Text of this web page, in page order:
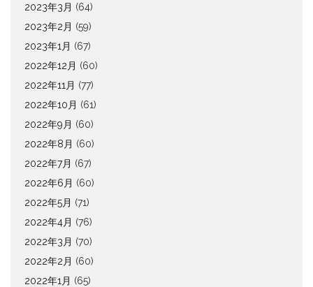
2023年3月 (64)
2023年2月 (59)
2023年1月 (67)
2022年12月 (60)
2022年11月 (77)
2022年10月 (61)
2022年9月 (60)
2022年8月 (60)
2022年7月 (67)
2022年6月 (60)
2022年5月 (71)
2022年4月 (76)
2022年3月 (70)
2022年2月 (60)
2022年1月 (65)